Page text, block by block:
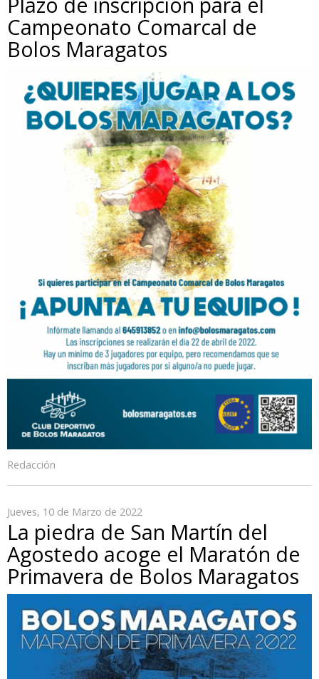
Campeonato Comarcal de
Bolos Maragatos
Redacción
Jueves, 10 de Marzo de 2022
La piedra de San Martín del
Agostedo acoge el Maratón de
Primavera de Bolos Maragatos